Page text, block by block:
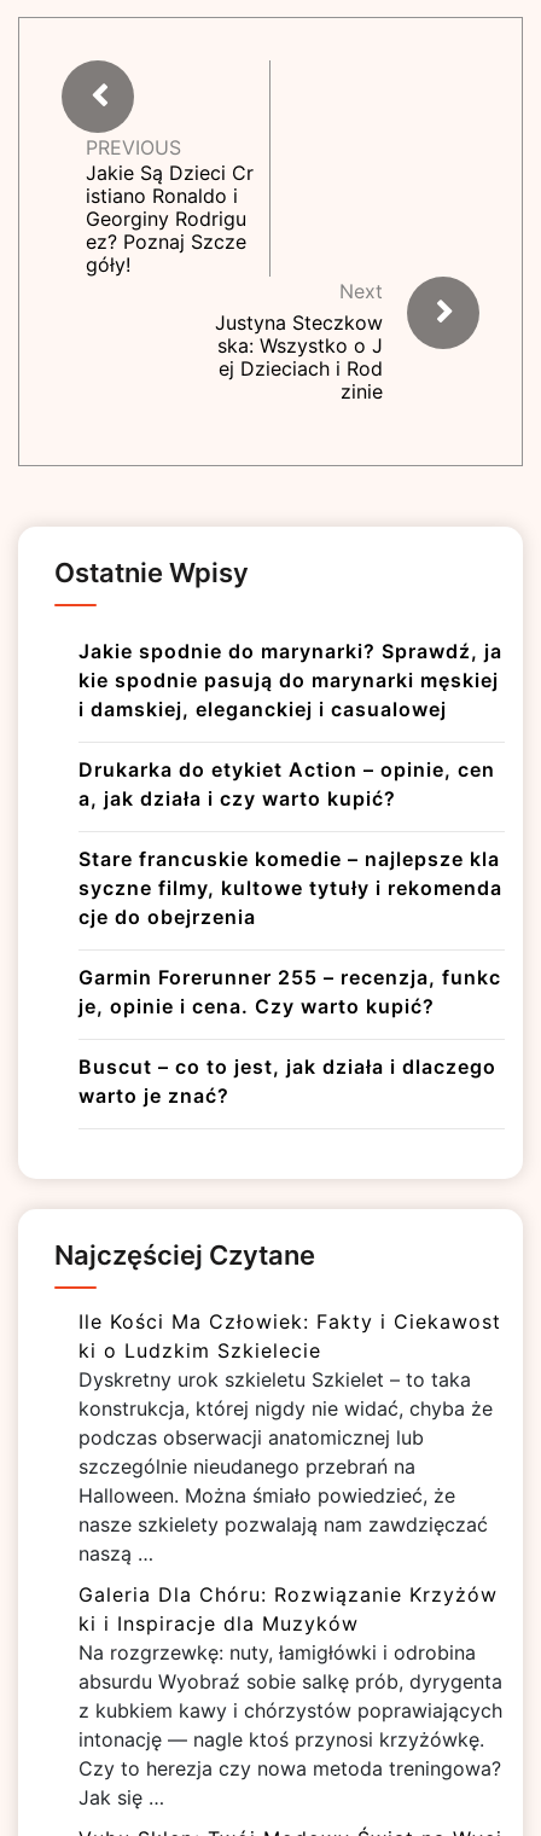
PREVIOUS
Jakie Są Dzieci Cr
istiano Ronaldo i
Georginy Rodrigu
ez? Poznaj Szcze
góły!
Next
Justyna Steczkow
ska: Wszystko o J
ej Dzieciach i Rod
zinie
Ostatnie Wpisy
Jakie spodnie do marynarki? Sprawdź, ja
kie spodnie pasują do marynarki męskiej
i damskiej, eleganckiej i casualowej
Drukarka do etykiet Action – opinie, cen
a, jak działa i czy warto kupić?
Stare francuskie komedie – najlepsze kla
syczne filmy, kultowe tytuły i rekomenda
cje do obejrzenia
Garmin Forerunner 255 – recenzja, funkc
je, opinie i cena. Czy warto kupić?
Buscut – co to jest, jak działa i dlaczego
warto je znać?
Najczęściej Czytane
Ile Kości Ma Człowiek: Fakty i Ciekawost
ki o Ludzkim Szkielecie
Dyskretny urok szkieletu Szkielet – to taka
konstrukcja, której nigdy nie widać, chyba że
podczas obserwacji anatomicznej lub
szczególnie nieudanego przebrań na
Halloween. Można śmiało powiedzieć, że
nasze szkielety pozwalają nam zawdzięczać
naszą …
Galeria Dla Chóru: Rozwiązanie Krzyżów
ki i Inspiracje dla Muzyków
Na rozgrzewkę: nuty, łamigłówki i odrobina
absurdu Wyobraź sobie salkę prób, dyrygenta
z kubkiem kawy i chórzystów poprawiających
intonację — nagle ktoś przynosi krzyżówkę.
Czy to herezja czy nowa metoda treningowa?
Jak się …